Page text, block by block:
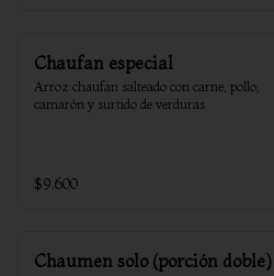
Chaufan especial
Arroz chaufan salteado con carne, pollo,
camarón y surtido de verduras
$9.600
Chaumen solo (porción doble)